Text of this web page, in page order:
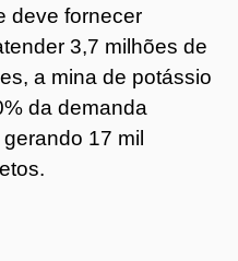
deve fornecer
3,7 milhões de
a mina de potássio
da demanda
17 mil